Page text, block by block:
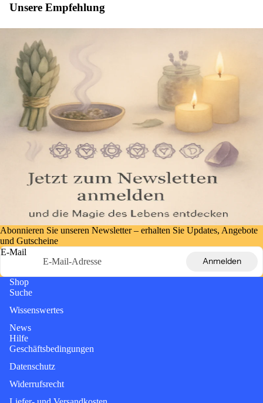
Unsere Empfehlung
Abonnieren Sie unseren Newsletter – erhalten Sie Updates, Angebote
und Gutscheine
E-Mail
Anmelden
Shop
Suche
Wissenswertes
News
Hilfe
Geschäftsbedingungen
Datenschutz
Widerrufsrecht